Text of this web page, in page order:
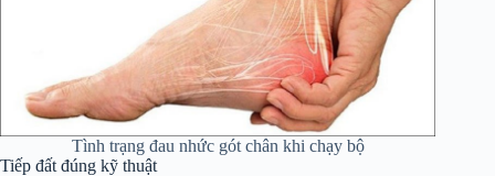
Tình trạng đau nhức gót chân khi chạy bộ
Tiếp đất đúng kỹ thuật